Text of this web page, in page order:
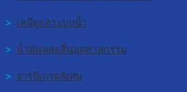
> เคมีดูแลระบบน้ำ
> น้ำมันหล่อลื่นอุตสาหกรรม
> จารบีเกรดพิเศษ